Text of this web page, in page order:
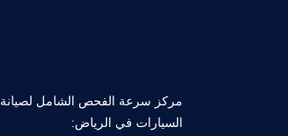
مركز سرعة الفحص الشامل لصيانة
السيارات في الرياض: